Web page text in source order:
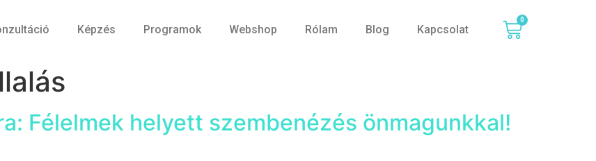
Képzés Programok Webshop Rólam Blog Kapcsolat
0
Félelmek helyett szembenézés önmagunkkal!